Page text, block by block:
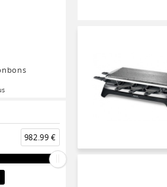
982.99 €